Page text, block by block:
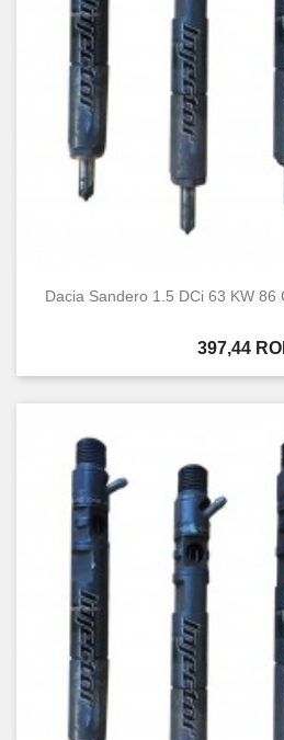
Dacia Sandero 1.5 DCi 63 KW 86
Pret
397,44